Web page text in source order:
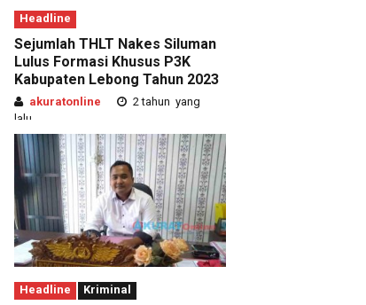
Headline
Sejumlah THLT Nakes Siluman
Lulus Formasi Khusus P3K
Kabupaten Lebong Tahun 2023
akuratonline
2 tahun yang
lalu
Headline Kriminal